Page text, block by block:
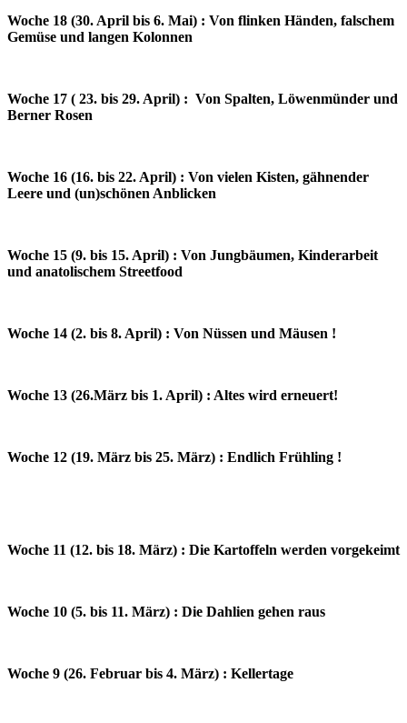
Woche 18 (30. April bis 6. Mai) : Von flinken Händen, falschem
Gemüse und langen Kolonnen
Woche 17 ( 23. bis 29. April) : Von Spalten, Löwenmünder und
Berner Rosen
Woche 16 (16. bis 22. April) : Von vielen Kisten, gähnender
Leere und (un)schönen Anblicken
Woche 15 (9. bis 15. April) : Von Jungbäumen, Kinderarbeit
und anatolischem Streetfood
Woche 14 (2. bis 8. April) : Von Nüssen und Mäusen !
Woche 13 (26.März bis 1. April) : Altes wird erneuert!
Woche 12 (19. März bis 25. März) : Endlich Frühling !
Woche 11 (12. bis 18. März) : Die Kartoffeln werden vorgekeimt
Woche 10 (5. bis 11. März) : Die Dahlien gehen raus
Woche 9 (26. Februar bis 4. März) : Kellertage